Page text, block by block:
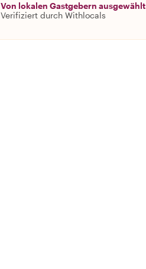
Von lokalen Gastgebern ausgewählt
Verifiziert durch Withlocals